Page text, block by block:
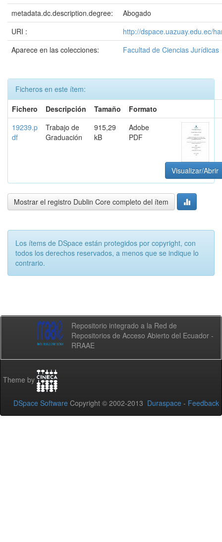
metadata.dc.description.degree:
Abogado
URI :
http://dspace.uazuay.edu.ec/
Aparece en las colecciones:
Facultad de Ciencias Jurídicas
Ficheros en este ítem:
Fichero
Descripción Tamaño
Formato
19239.p
df
Trabajo de
Graduación
915,29
kB
Adobe
PDF
Visualizar/Abrir
Mostrar el registro Dublin Core completo del ítem
Los ítems de DSpace están protegidos por copyright, con
todos los derechos reservados, a menos que se indique lo
contrario.
Repositorio integrado a la Red de
Repositorios de Acceso Abierto del Ecuador -
RRAAE
Theme by
DSpace Software Copyright © 2002-2013 Duraspace - Feedback